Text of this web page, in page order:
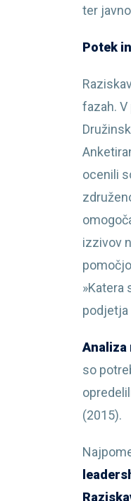
ter
Potek
fazah.
ocenili
izzivov
»Katera
podjetja
Analiza
so
(2015).